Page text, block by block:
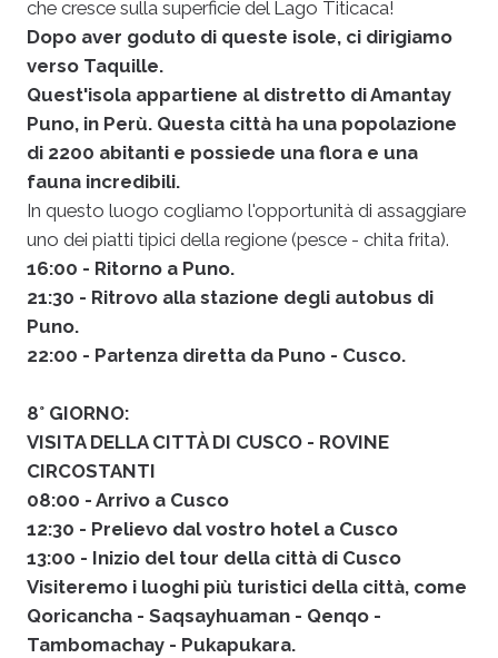
che cresce sulla superficie del Lago Titicaca!
Dopo aver goduto di queste isole, ci dirigiamo
verso Taquille.
Quest'isola appartiene al distretto di Amantay
Puno, in Perù. Questa città ha una popolazione
di 2200 abitanti e possiede una flora e una
fauna incredibili.
In questo luogo cogliamo l'opportunità di assaggiare
uno dei piatti tipici della regione (pesce - chita frita).
16:00 - Ritorno a Puno.
21:30 - Ritrovo alla stazione degli autobus di
Puno.
22:00 - Partenza diretta da Puno - Cusco.
8° GIORNO:
VISITA DELLA CITTÀ DI CUSCO - ROVINE
CIRCOSTANTI
08:00 - Arrivo a Cusco
12:30 - Prelievo dal vostro hotel a Cusco
13:00 - Inizio del tour della città di Cusco
Visiteremo i luoghi più turistici della città, come
Qoricancha - Saqsayhuaman - Qenqo -
Tambomachay - Pukapukara.